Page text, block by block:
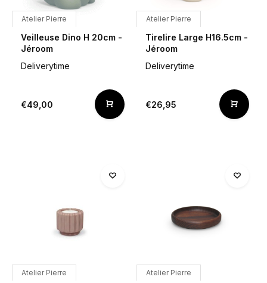
Atelier Pierre
Veilleuse Dino H 20cm -
Jéroom
Deliverytime
€49,00
Atelier Pierre
Tirelire Large H16.5cm -
Jéroom
Deliverytime
€26,95
Atelier Pierre Atelier Pierre